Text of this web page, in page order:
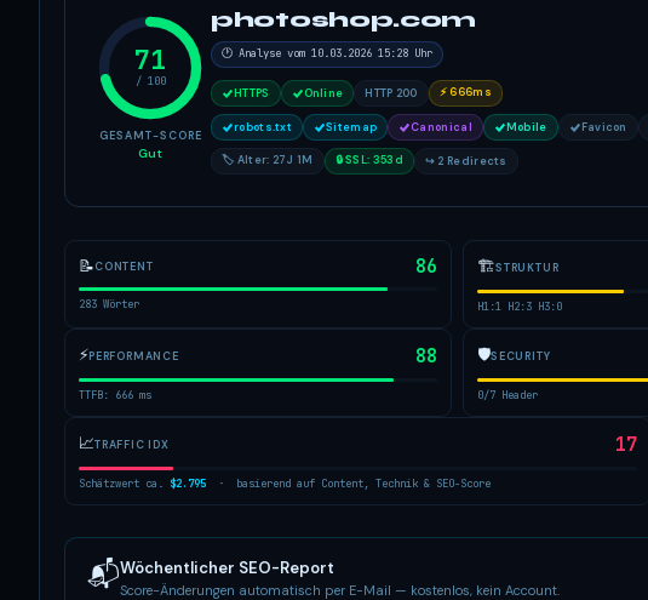
71
/ 100
GESAMT-SCORE
Gut
photoshop.com
🕐 Analyse vom 10.03.2026 15:28 Uhr
HTTPS Online HTTP 200 ⚡ 666ms
robots.txt Sitemap Canonical Mobile Favicon
🏷 Alter: 27J 1M 🔒 SSL: 353d ↪ 2 Redirects
📝CONTENT 86
283 Wörter
🏗STRUKTUR
H1:1 H2:3 H3:0
⚡PERFORMANCE 88
TTFB: 666 ms
🛡SECURITY
0/7 Header
📈TRAFFIC IDX 17
Schätzwert ca. $2.795 · basierend auf Content, Technik & SEO-Score
📬Wöchentlicher SEO-Report
Score-Änderungen automatisch per E-Mail — kostenlos, kein Account.